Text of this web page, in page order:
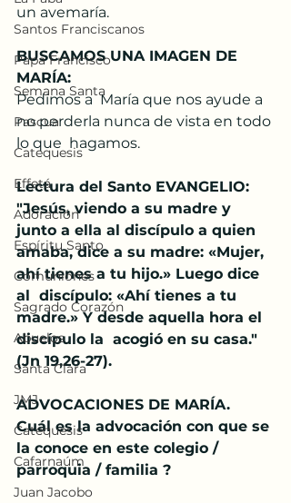
Santos Franciscanos
Papa Francisco
Semana Santa
Pascua
Catequesis
Effetá
Adoración
Espíritu Santo
Comuniones
Sagrado Corazón
Abuelos
Santa Clara
JMJ
Catequesis
Cafarnaúm
Juan Jacobo
un avemaría.
BUSCAMOS UNA IMAGEN DE
MARÍA:
Pedimos a  María que nos ayude a
no perderla nunca de vista en todo
lo que  hagamos.
Lectura del Santo EVANGELIO:
"Jesús, viendo a su madre y
junto a ella al discípulo a quien
amaba, dice a su madre: «Mujer,
ahí tienes a tu hijo.» Luego dice
al  discípulo: «Ahí tienes a tu
madre.» Y desde aquella hora el
discípulo la  acogió en su casa."
(Jn 19,26-27).
ADVOCACIONES DE MARÍA.
Cuál es la advocación con que se
la conoce en este colegio /
parroquia / familia ?